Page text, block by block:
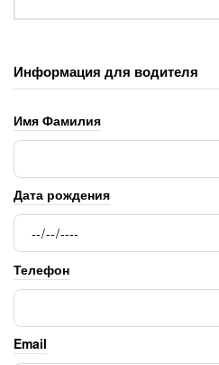
Информация для водителя
Имя Фамилия
Дата рождения
Телефон
Email